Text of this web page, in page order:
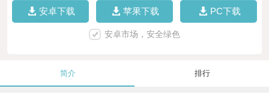
安卓下载 苹果下载 PC下载
安卓市场，安全绿色
简介 排行